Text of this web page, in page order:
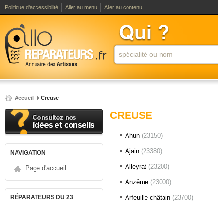
Politique d'accessibilité Aller au menu Aller au contenu
Accueil Creuse
NAVIGATION
Page d'accueil
RÉPARATEURS DU 23
CREUSE
Ahun (23150)
Ajain (23380)
Alleyrat (23200)
Anzême (23000)
Arfeuille-châtain (23700)